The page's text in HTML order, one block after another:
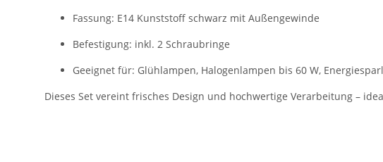
Fassung: E14 Kunststoff schwarz mit Außengewinde
Befestigung: inkl. 2 Schraubringe
Geeignet für: Glühlampen, Halogenlampen bis 60 W,
Dieses Set vereint frisches Design und hochwertige Verarbeitung –